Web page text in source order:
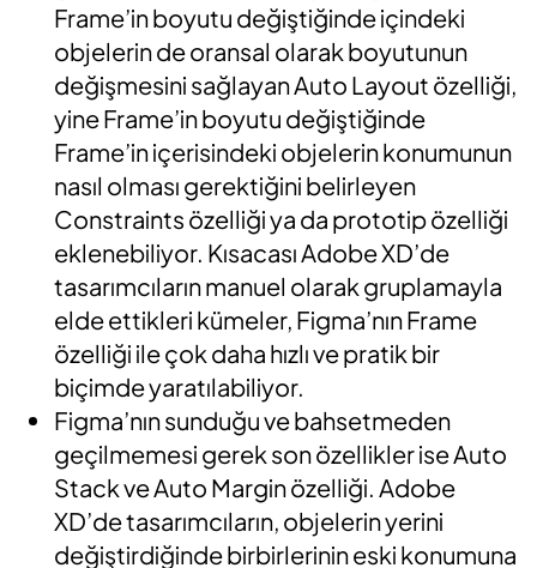
Frame’in boyutu değiştiğinde içindeki
objelerin de oransal olarak boyutunun
değişmesini sağlayan Auto Layout özelliği,
yine Frame’in boyutu değiştiğinde
Frame’in içerisindeki objelerin konumunun
nasıl olması gerektiğini belirleyen
Constraints özelliği ya da prototip özelliği
eklenebiliyor. Kısacası Adobe XD’de
tasarımcıların manuel olarak gruplamayla
elde ettikleri kümeler, Figma’nın Frame
özelliği ile çok daha hızlı ve pratik bir
biçimde yaratılabiliyor.
Figma’nın sunduğu ve bahsetmeden
geçilmemesi gerek son özellikler ise Auto
Stack ve Auto Margin özelliği. Adobe
XD’de tasarımcıların, objelerin yerini
değiştirdiğinde birbirlerinin eski konumuna